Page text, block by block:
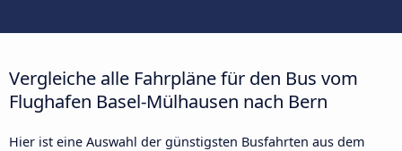
Vergleiche alle Fahrpläne für den Bus vom
Flughafen Basel-Mülhausen nach Bern
Hier ist eine Auswahl der günstigsten Busfahrten aus dem